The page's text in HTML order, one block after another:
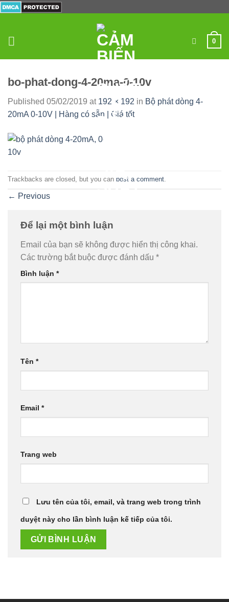
0
bo-phat-dong-4-20ma-0-10v
Published 05/02/2019 at 192 × 192 in Bộ phát dòng 4-
20mA 0-10V | Hàng có sẵn | Giá tốt
Trackbacks are closed, but you can post a comment.
← Previous
Để lại một bình luận
Email của bạn sẽ không được hiển thị công khai.
Các trường bắt buộc được đánh dấu *
Bình luận *
Tên *
Email *
Trang web
Lưu tên của tôi, email, và trang web trong trình
duyệt này cho lần bình luận kế tiếp của tôi.